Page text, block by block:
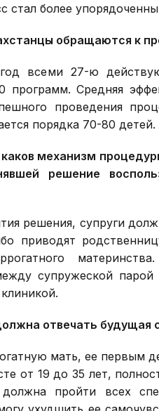
стал более
обращаются к
всеми 27-ю
программ. Средняя
проведения
порядка 70-80 детей.
механизм
решение
решения, супруги
приводят
супружеской
отвечать будущая
мать, ее первым
от 19 до 35 лет,
пройти всех